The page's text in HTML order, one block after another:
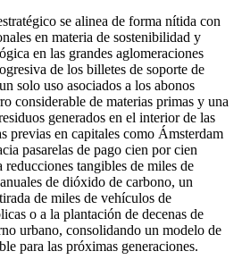
se alinea de forma nítida con
en materia de sostenibilidad y
en las grandes aglomeraciones
de los billetes de soporte de
solo uso asociados a los abonos
considerable de materias primas y una
generados en el interior de las
previas en capitales como Ámsterdam
pasarelas de pago cien por cien
reducciones tangibles de miles de
de dióxido de carbono, un
de miles de vehículos de
o a la plantación de decenas de
urbano, consolidando un modelo de
para las próximas generaciones.